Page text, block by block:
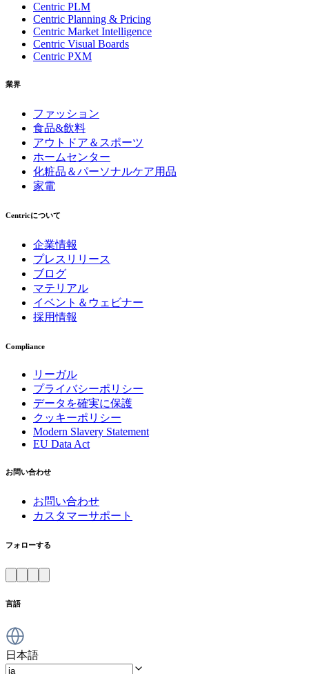
Centric PLM
Centric Planning & Pricing
Centric Market Intelligence
Centric Visual Boards
Centric PXM
業界
ファッション
食品&飲料
アウトドア＆スポーツ
ホームセンター
化粧品＆パーソナルケア用品
家電
Centricについて
企業情報
プレスリリース
ブログ
マテリアル
イベント＆ウェビナー
採用情報
Compliance
リーガル
プライバシーポリシー
データを確実に保護
クッキーポリシー
Modern Slavery Statement
EU Data Act
お問い合わせ
お問い合わせ
カスタマーサポート
フォローする
言語
日本語